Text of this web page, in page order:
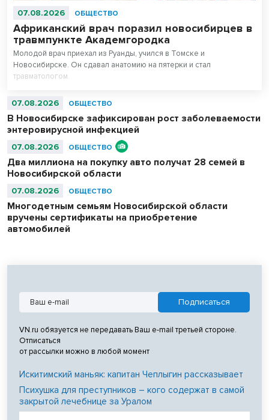
07.08.2026 ОБЩЕСТВО
Африканский врач поразил новосибирцев в
травмпункте Академгородка
Молодой врач приехал из Руанды, учился в Томске и
Новосибирске. Он сдавал анатомию на пятерки и стал
травматологом.
07.08.2026 ОБЩЕСТВО
В Новосибирске зафиксирован рост заболеваемости
энтеровирусной инфекцией
07.08.2026 ОБЩЕСТВО
Два миллиона на покупку авто получат 28 семей в
Новосибирской области
07.08.2026 ОБЩЕСТВО
Многодетным семьям Новосибирской области
вручены сертификаты на приобретение
автомобилей
VN.ru обязуется не передавать Ваш e-mail третьей стороне.
Отписаться
от рассылки можно в любой момент
Искитимский маньяк: капитан Чеплыгин рассказывает
Психушка для преступников – кого содержат в самой
закрытой лечебнице за Уралом